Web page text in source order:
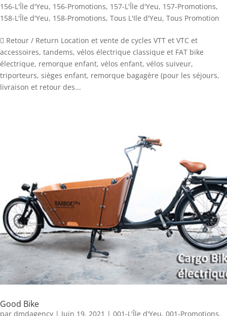
156-L'Île d'Yeu, 156-Promotions, 157-L'Île d'Yeu, 157-Promotions,
158-L'Île d'Yeu, 158-Promotions, Tous L'Ile d'Yeu, Tous Promotion
 Retour / Return Location et vente de cycles VTT et VTC et
accessoires, tandems, vélos électrique classique et FAT bike
électrique, remorque enfant, vélos enfant, vélos suiveur,
triporteurs, sièges enfant, remorque bagagère (pour les séjours,
livraison et retour des...
Good Bike
par dmdagency | Juin 19, 2021 | 001-L'Île d'Yeu, 001-Promotions,